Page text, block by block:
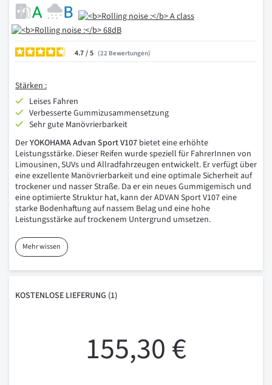
4.7/ 22 Bewertungen
Stärken :
Leises Fahren
Verbesserte Gummizusammensetzung
Sehr gute Manövrierbarkeit
DerYOKOHAMA Advan Sport V107 bietet eine erhöhte
Leistungsstärke. Dieser Reifen wurde speziell für FahrerInnen von
Limousinen, SUVs und Allradfahrzeugen entwickelt. Er verfügt über
eine exzellente Manövrierbarkeit und eine optimale Sicherheit auf
trockener und nasser Straße. Da er ein neues Gummigemisch und
eine optimierte Struktur hat, kann der ADVAN Sport V107 eine
starke Bodenhaftung auf nassem Belag und eine hohe
Leistungsstärke auf trockenem Untergrund umsetzen.
Mehr wissen
KOSTENLOSE LIEFERUNG (1)
155,30 €